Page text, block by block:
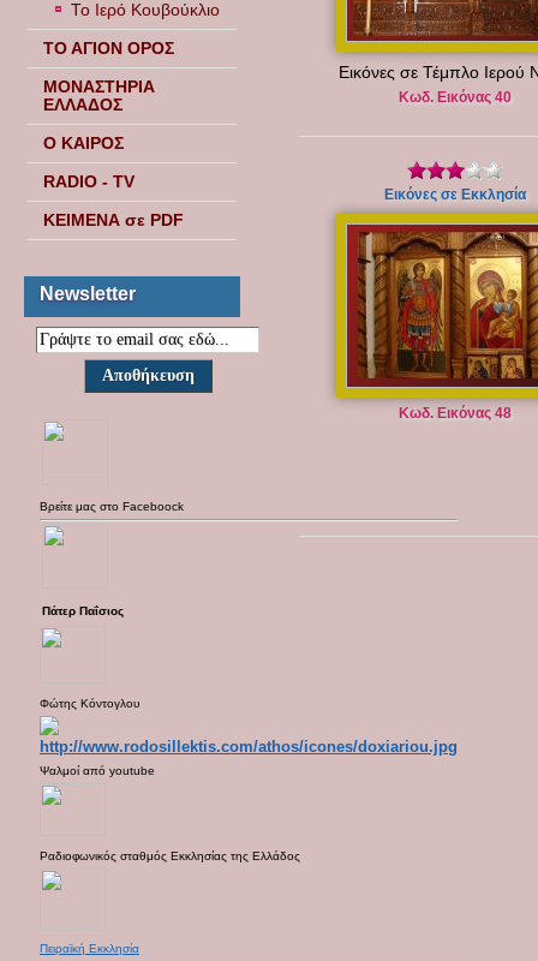
Το Ιερό Κουβούκλιο
ΤΟ ΑΓΙΟΝ ΟΡΟΣ
ΜΟΝΑΣΤΗΡΙΑ
ΕΛΛΑΔΟΣ
Ο ΚΑΙΡΟΣ
RADIO - TV
ΚΕΙΜΕΝΑ σε PDF
Newsletter
Βρείτε μας στο Faceboock
Πάτερ Παΐσιος
Φώτης Κόντογλου
Ψαλμοί από youtube
Ραδιοφωνικός σταθμός Εκκλησίας της Ελλάδος
Πειραϊκή Εκκλησία
Εικόνες σε Τέμπλο Ιερού
Κωδ. Εικόνας 40
Εικόνες σε Εκκλησία
Κωδ. Εικόνας 48